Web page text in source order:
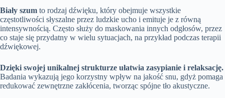
Biały szum to rodzaj dźwięku, który obejmuje wszystkie
częstotliwości słyszalne przez ludzkie ucho i emituje je z równą
intensywnością. Często służy do maskowania innych odgłosów, przez
co staje się przydatny w wielu sytuacjach, na przykład podczas terapii
dźwiękowej.
Dzięki swojej unikalnej strukturze ułatwia zasypianie i relaksację.
Badania wykazują jego korzystny wpływ na jakość snu, gdyż pomaga
redukować zewnętrzne zakłócenia, tworząc spójne tło akustyczne.